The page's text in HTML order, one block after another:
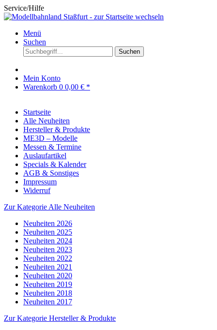
Service/Hilfe
Menü
Suchen
Suchen
Mein Konto
Warenkorb 0 0,00 € *
Startseite
Alle Neuheiten
Hersteller & Produkte
ME3D – Modelle
Messen & Termine
Auslaufartikel
Specials & Kalender
AGB & Sonstiges
Impressum
Widerruf
Zur Kategorie Alle Neuheiten
Neuheiten 2026
Neuheiten 2025
Neuheiten 2024
Neuheiten 2023
Neuheiten 2022
Neuheiten 2021
Neuheiten 2020
Neuheiten 2019
Neuheiten 2018
Neuheiten 2017
Zur Kategorie Hersteller & Produkte